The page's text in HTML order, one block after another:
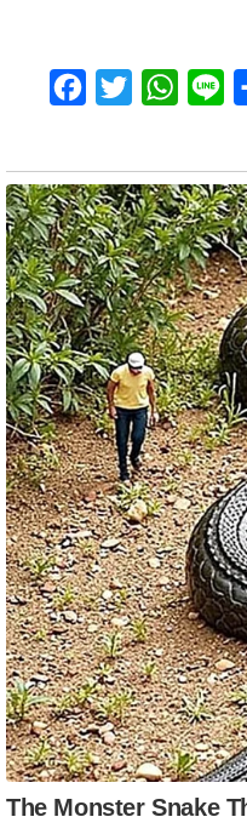
Facebook
Twitter